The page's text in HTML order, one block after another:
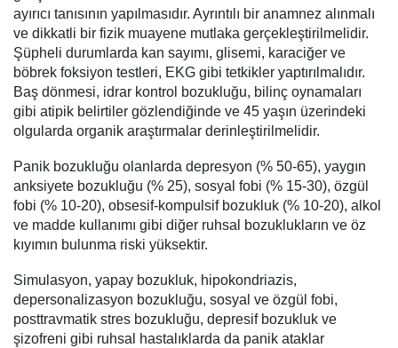
ayırıcı tanısının yapılmasıdır. Ayrıntılı bir anamnez alınmalı
ve dikkatli bir fizik muayene mutlaka gerçekleştirilmelidir.
Şüpheli durumlarda kan sayımı, glisemi, karaciğer ve
böbrek foksiyon testleri, EKG gibi tetkikler yaptırılmalıdır.
Baş dönmesi, idrar kontrol bozukluğu, bilinç oynamaları
gibi atipik belirtiler gözlendiğinde ve 45 yaşın üzerindeki
olgularda organik araştırmalar derinleştirilmelidir.
Panik bozukluğu olanlarda depresyon (% 50-65), yaygın
anksiyete bozukluğu (% 25), sosyal fobi (% 15-30), özgül
fobi (% 10-20), obsesif-kompulsif bozukluk (% 10-20), alkol
ve madde kullanımı gibi diğer ruhsal bozuklukların ve öz
kıyımın bulunma riski yüksektir.
Simulasyon, yapay bozukluk, hipokondriazis,
depersonalizasyon bozukluğu, sosyal ve özgül fobi,
posttravmatik stres bozukluğu, depresif bozukluk ve
şizofreni gibi ruhsal hastalıklarda da panik ataklar